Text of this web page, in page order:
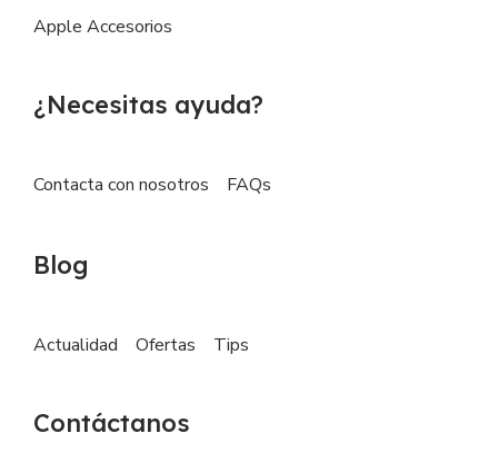
Apple Accesorios
¿Necesitas ayuda?
Contacta con nosotros FAQs
Blog
Actualidad Ofertas Tips
Contáctanos